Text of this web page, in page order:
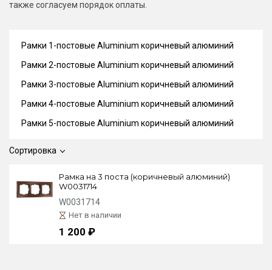
также согласуем порядок оплаты.
Сортировка
Рамка на 3 поста (коричневый алюминий)
W0031714
W0031714
Нет в наличии
1 200 ₽
Рамки 1-постовые Aluminium коричневый алюминий
Рамки 2-постовые Aluminium коричневый алюминий
Рамки 3-постовые Aluminium коричневый алюминий
Рамки 4-постовые Aluminium коричневый алюминий
Рамки 5-постовые Aluminium коричневый алюминий